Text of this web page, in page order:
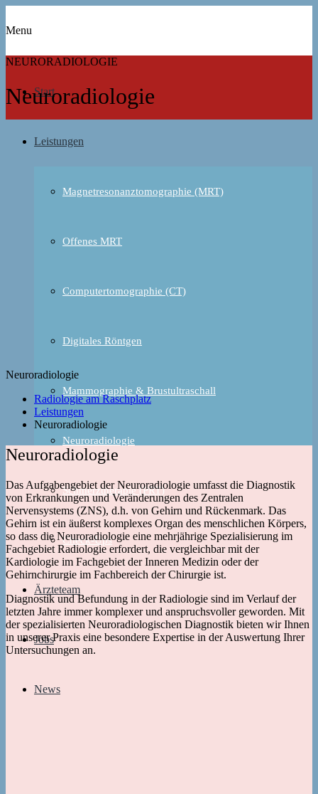
Menu
Start
Leistungen
Magnetresonanztomographie (MRT)
Offenes MRT
Computertomographie (CT)
Digitales Röntgen
Mammographie & Brustultraschall
Neuroradiologie
Schmerztherapie (PRT)
Check-Ups
Ärzteteam
Jobs
News
NEURORADIOLOGIE
Neuroradiologie
Neuroradiologie
Radiologie am Raschplatz
Leistungen
Neuroradiologie
Neuroradiologie
Das Aufgabengebiet der Neuroradiologie umfasst die Diagnostik
von Erkrankungen und Veränderungen des Zentralen
Nervensystems (ZNS), d.h. von Gehirn und Rückenmark. Das
Gehirn ist ein äußerst komplexes Organ des menschlichen Körpers,
so dass die Neuroradiologie eine mehrjährige Spezialisierung im
Fachgebiet Radiologie erfordert, die vergleichbar mit der
Kardiologie im Fachgebiet der Inneren Medizin oder der
Gehirnchirurgie im Fachbereich der Chirurgie ist.
Diagnostik und Befundung in der Radiologie sind im Verlauf der
letzten Jahre immer komplexer und anspruchsvoller geworden. Mit
der spezialisierten Neuroradiologischen Diagnostik bieten wir Ihnen
in unserer Praxis eine besondere Expertise in der Auswertung Ihrer
Untersuchungen an.